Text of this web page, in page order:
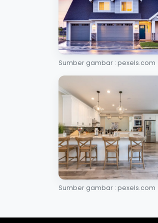
Sumber gambar : pexels.com
Sumber gambar : pexels.com